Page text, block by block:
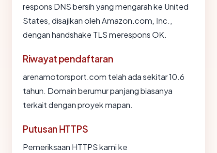
respons DNS bersih yang mengarah ke United
States, disajikan oleh Amazon.com, Inc.,
dengan handshake TLS merespons OK.
Riwayat pendaftaran
arenamotorsport.com telah ada sekitar 10.6
tahun. Domain berumur panjang biasanya
terkait dengan proyek mapan.
Putusan HTTPS
Pemeriksaan HTTPS kami ke